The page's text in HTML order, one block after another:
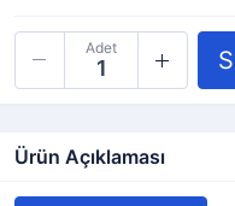
Adet
Ürün Açıklaması